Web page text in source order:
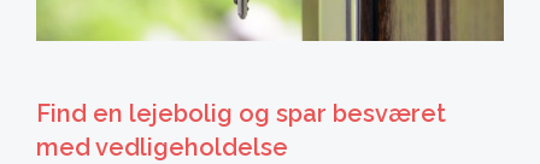
Find en lejebolig og spar besværet
med vedligeholdelse